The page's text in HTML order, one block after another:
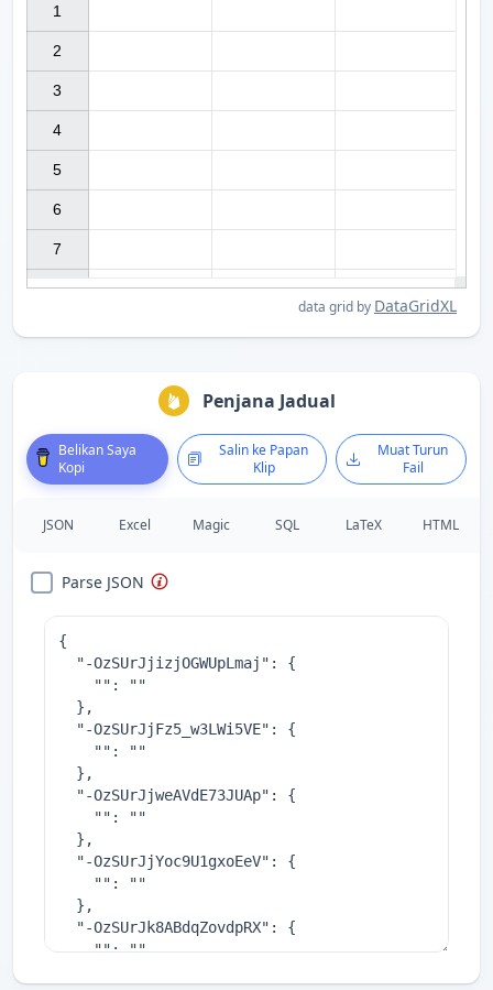
data grid by DataGridXL
1
2
3
4
5
6
7
Penjana Jadual
Belikan Saya
Kopi
Salin ke Papan
Klip
Muat Turun
Fail
JSON Excel Magic SQL LaTeX HTML
Parse JSON